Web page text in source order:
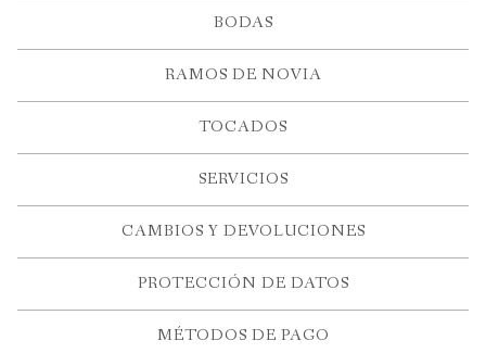
BODAS
RAMOS DE NOVIA
TOCADOS
SERVICIOS
CAMBIOS Y DEVOLUCIONES
PROTECCIÓN DE DATOS
MÉTODOS DE PAGO